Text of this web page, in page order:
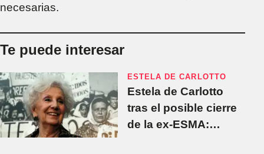
necesarias.
Te puede interesar
ESTELA DE CARLOTTO
Estela de Carlotto
tras el posible cierre
de la ex-ESMA: